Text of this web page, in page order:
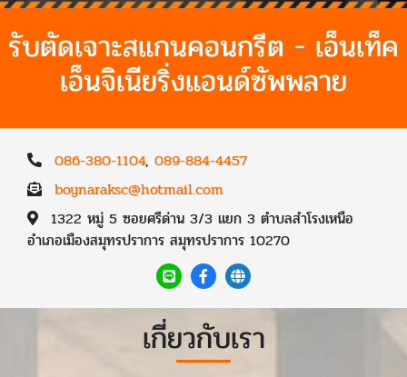
รับตัดเจาะสแกนคอนกรีต - เอ็นเท็ค
เอ็นจิเนียริ่งแอนด์ซัพพลาย
086-380-1104, 089-884-4457
boynaraksc@hotmail.com
1322 หมู่ 5 ซอยศรีด่าน 3/3 แยก 3 ตำบลสำโรงเหนือ
อำเภอเมืองสมุทรปราการ สมุทรปราการ 10270
เกี่ยวกับเรา